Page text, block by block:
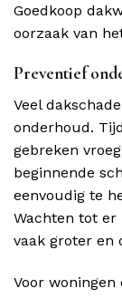
Goedkoop
oorzaak van
Preventief
Veel
onderhoud.
gebreken
beginnende
eenvoudig te
Wachten tot er
vaak groter en
Voor